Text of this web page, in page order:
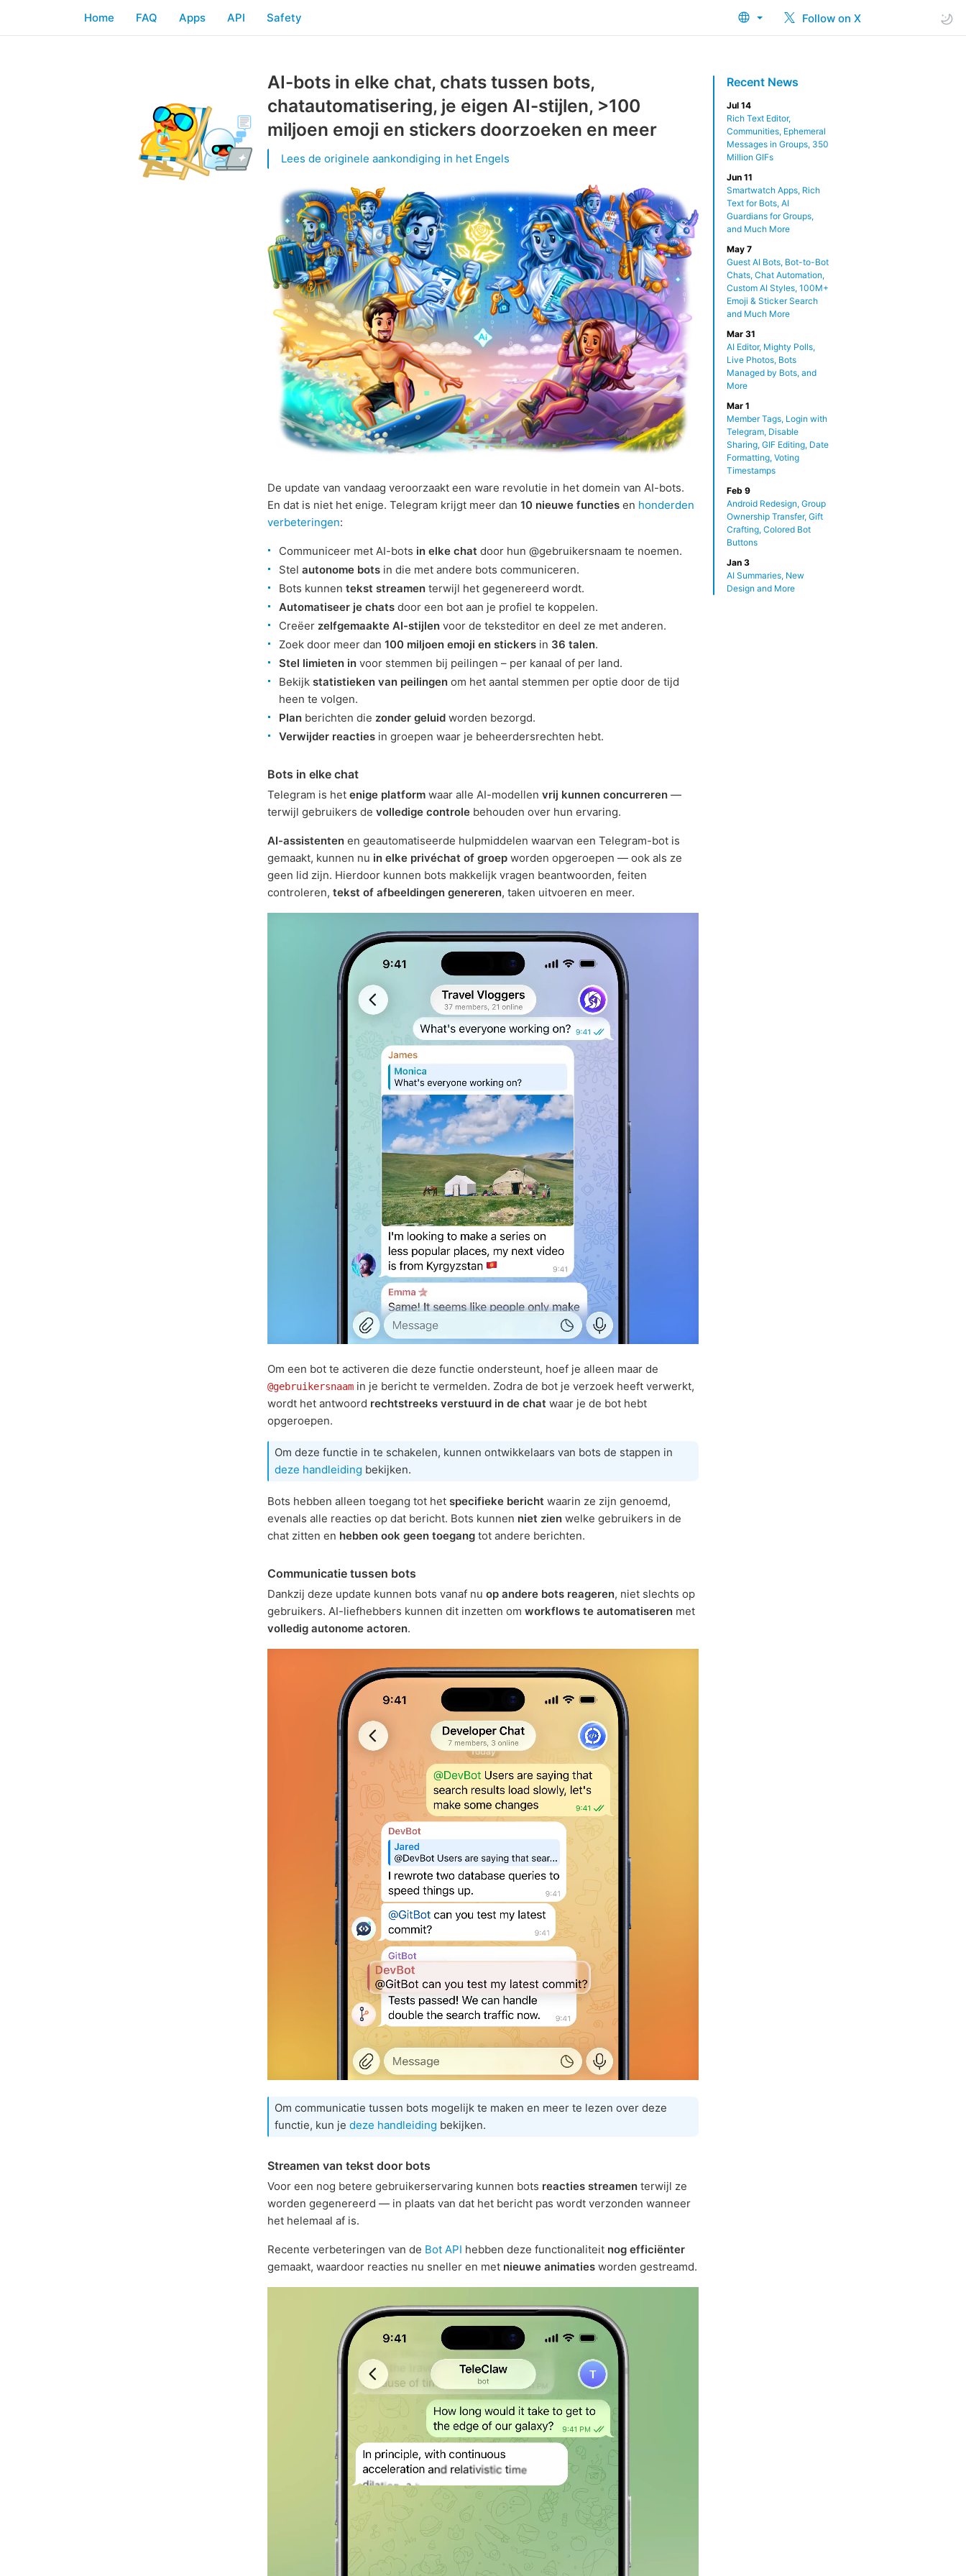
Follow on X
Home FAQ Apps API Safety
Recent News
Jul 14
Rich Text Editor,
Communities, Ephemeral
Messages in Groups, 350
Million GIFs
Jun 11
Smartwatch Apps, Rich
Text for Bots, AI
Guardians for Groups,
and Much More
May 7
Guest AI Bots, Bot-to-Bot
Chats, Chat Automation,
Custom AI Styles, 100M+
Emoji & Sticker Search
and Much More
Mar 31
AI Editor, Mighty Polls,
Live Photos, Bots
Managed by Bots, and
More
Mar 1
Member Tags, Login with
Telegram, Disable
Sharing, GIF Editing, Date
Formatting, Voting
Timestamps
Feb 9
Android Redesign, Group
Ownership Transfer, Gift
Crafting, Colored Bot
Buttons
Jan 3
AI Summaries, New
Design and More
AI-bots in elke chat, chats tussen bots,
chatautomatisering, je eigen AI-stijlen, >100
miljoen emoji en stickers doorzoeken en meer
Lees de originele aankondiging in het Engels
De update van vandaag veroorzaakt een ware revolutie in het domein van AI-bots.
En dat is niet het enige. Telegram krijgt meer dan 10 nieuwe functies en honderden
verbeteringen:
Communiceer met AI-bots in elke chat door hun @gebruikersnaam te noemen.
Stel autonome bots in die met andere bots communiceren.
Bots kunnen tekst streamen terwijl het gegenereerd wordt.
Automatiseer je chats door een bot aan je profiel te koppelen.
Creëer zelfgemaakte AI-stijlen voor de teksteditor en deel ze met anderen.
Zoek door meer dan 100 miljoen emoji en stickers in 36 talen.
Stel limieten in voor stemmen bij peilingen – per kanaal of per land.
Bekijk statistieken van peilingen om het aantal stemmen per optie door de tijd
heen te volgen.
Plan berichten die zonder geluid worden bezorgd.
Verwijder reacties in groepen waar je beheerdersrechten hebt.
Bots in elke chat
Telegram is het enige platform waar alle AI-modellen vrij kunnen concurreren —
terwijl gebruikers de volledige controle behouden over hun ervaring.
AI-assistenten en geautomatiseerde hulpmiddelen waarvan een Telegram-bot is
gemaakt, kunnen nu in elke privéchat of groep worden opgeroepen — ook als ze
geen lid zijn. Hierdoor kunnen bots makkelijk vragen beantwoorden, feiten
controleren, tekst of afbeeldingen genereren, taken uitvoeren en meer.
Om een bot te activeren die deze functie ondersteunt, hoef je alleen maar de
@gebruikersnaam in je bericht te vermelden. Zodra de bot je verzoek heeft verwerkt,
wordt het antwoord rechtstreeks verstuurd in de chat waar je de bot hebt
opgeroepen.
Om deze functie in te schakelen, kunnen ontwikkelaars van bots de stappen in
deze handleiding bekijken.
Bots hebben alleen toegang tot het specifieke bericht waarin ze zijn genoemd,
evenals alle reacties op dat bericht. Bots kunnen niet zien welke gebruikers in de
chat zitten en hebben ook geen toegang tot andere berichten.
Communicatie tussen bots
Dankzij deze update kunnen bots vanaf nu op andere bots reageren, niet slechts op
gebruikers. AI-liefhebbers kunnen dit inzetten om workflows te automatiseren met
volledig autonome actoren.
Om communicatie tussen bots mogelijk te maken en meer te lezen over deze
functie, kun je deze handleiding bekijken.
Streamen van tekst door bots
Voor een nog betere gebruikerservaring kunnen bots reacties streamen terwijl ze
worden gegenereerd — in plaats van dat het bericht pas wordt verzonden wanneer
het helemaal af is.
Recente verbeteringen van de Bot API hebben deze functionaliteit nog efficiënter
gemaakt, waardoor reacties nu sneller en met nieuwe animaties worden gestreamd.